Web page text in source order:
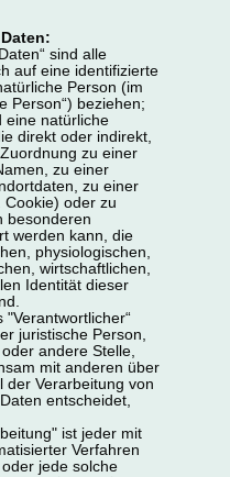
sind alle
auf eine identifizierte
Person (im
Person“) beziehen;
eine natürliche
direkt oder indirekt,
zu einer
zu einer
zu einer
Cookie) oder zu
besonderen
werden kann, die
physiologischen,
wirtschaftlichen,
Identität dieser
"Verantwortlicher“
juristische Person,
andere Stelle,
mit anderen über
der Verarbeitung von
entscheidet,
ist jeder mit
Verfahren
jede solche